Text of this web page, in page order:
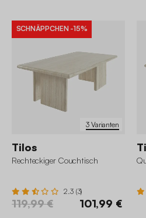
3 Varianten
SCHNÄPPCHEN -15%
Tilos
Rechteckiger Couchtisch
2.3 (3)
119,99 € 101,99 €